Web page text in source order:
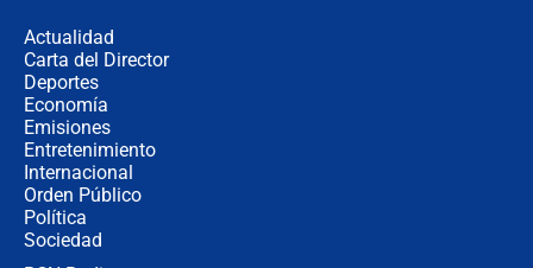
Actualidad
Carta del Director
Deportes
Economía
Emisiones
Entretenimiento
Internacional
Orden Público
Política
Sociedad